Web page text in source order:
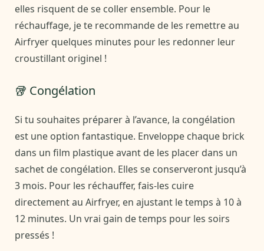
elles risquent de se coller ensemble. Pour le
réchauffage, je te recommande de les remettre au
Airfryer quelques minutes pour les redonner leur
croustillant originel !
🥡 Congélation
Si tu souhaites préparer à l’avance, la congélation
est une option fantastique. Enveloppe chaque brick
dans un film plastique avant de les placer dans un
sachet de congélation. Elles se conserveront jusqu’à
3 mois. Pour les réchauffer, fais-les cuire
directement au Airfryer, en ajustant le temps à 10 à
12 minutes. Un vrai gain de temps pour les soirs
pressés !